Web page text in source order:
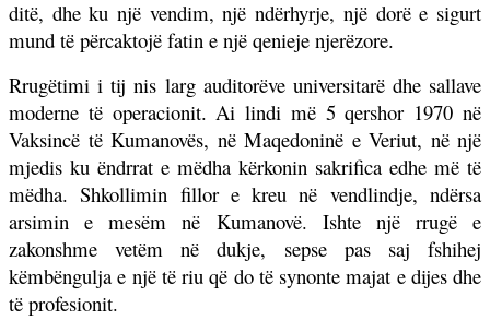
ditë, dhe ku një vendim, një ndërhyrje, një dorë e sigurt
mund të përcaktojë fatin e një qenieje njerëzore.
Rrugëtimi i tij nis larg auditorëve universitarë dhe sallave
moderne të operacionit. Ai lindi më 5 qershor 1970 në
Vaksincë të Kumanovës, në Maqedoninë e Veriut, në një
mjedis ku ëndrrat e mëdha kërkonin sakrifica edhe më të
mëdha. Shkollimin fillor e kreu në vendlindje, ndërsa
arsimin e mesëm në Kumanovë. Ishte një rrugë e
zakonshme vetëm në dukje, sepse pas saj fshihej
këmbëngulja e një të riu që do të synonte majat e dijes dhe
të profesionit.